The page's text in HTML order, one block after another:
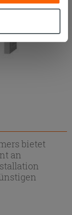
mehr wissen
einigen
Sie auf
Surfen erst
fortsetzen.
bietet
an